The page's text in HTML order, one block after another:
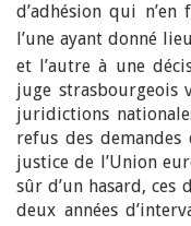
d’adhésion qui
l’une ayant donné
et l’autre à une
juge strasbourgeois
juridictions
refus des
justice de l’Union
sûr d’un hasard,
deux années